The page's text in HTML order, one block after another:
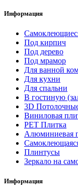
Информация
Под кирпич
Под дерево
Под мрамор
Для ванной
Для кухни
Для спальни
В гостиную
3D
Виниловая
PET Плитка
Алюминиевая
Плинтусы
Зеркало на
Информация